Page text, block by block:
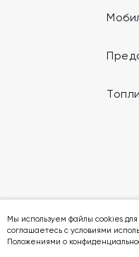
Мы в
Мы используем файлы cookies
соглашаетесь с условиями
Положениями о